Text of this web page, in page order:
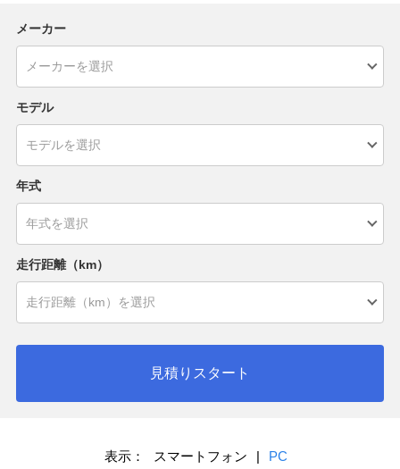
メーカー
モデル
年式
走行距離（km）
見積りスタート
表示： スマートフォン | PC